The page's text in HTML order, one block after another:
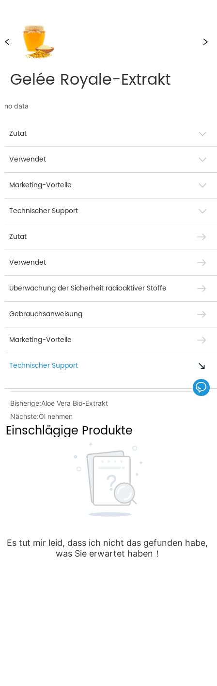
Gelée Royale-Extrakt
no data
Zutat
Verwendet
Marketing-Vorteile
Technischer Support
Zutat
Verwendet
Überwachung der Sicherheit radioaktiver Stoffe
Gebrauchsanweisung
Marketing-Vorteile
Technischer Support
Bisherige:Aloe Vera Bio-Extrakt
Nächste:Öl nehmen
Einschlägige Produkte
Es tut mir leid, dass ich nicht das gefunden habe,
was Sie erwartet haben！